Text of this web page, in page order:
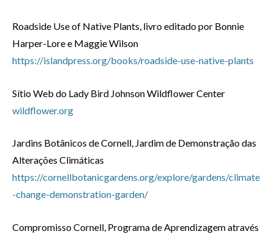
Roadside Use of Native Plants, livro editado por Bonnie
Harper-Lore e Maggie Wilson
https://islandpress.org/books/roadside-use-native-plants
Sítio Web do Lady Bird Johnson Wildflower Center
wildflower.org
Jardins Botânicos de Cornell, Jardim de Demonstração das
Alterações Climáticas
https://cornellbotanicgardens.org/explore/gardens/climate
-change-demonstration-garden/
Compromisso Cornell, Programa de Aprendizagem através